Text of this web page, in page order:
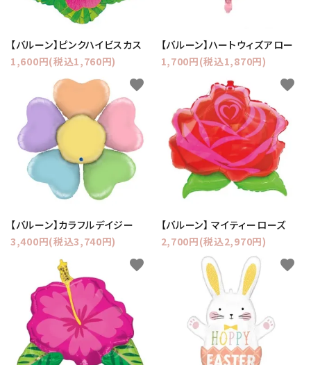
【バルーン】ピンクハイビスカス
1,600円(税込1,760円)
【バルーン】ハートウィズアロー
1,700円(税込1,870円)
【バルーン】カラフルデイジー
3,400円(税込3,740円)
favorite
【バルーン】 マイティーローズ
2,700円(税込2,970円)
favorite
favorite favorite